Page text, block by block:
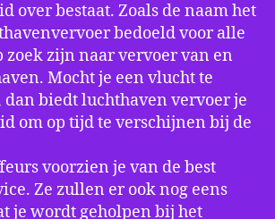
over bestaat. Zoals de naam het
bedoeld voor alle
zoek zijn naar vervoer van en
Mocht je een vlucht te
biedt luchthaven vervoer je
om op tijd te verschijnen bij de
voorzien je van de best
Ze zullen er ook nog eens
je wordt geholpen bij het